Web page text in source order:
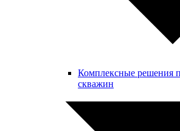
Комплексные решения
скважин